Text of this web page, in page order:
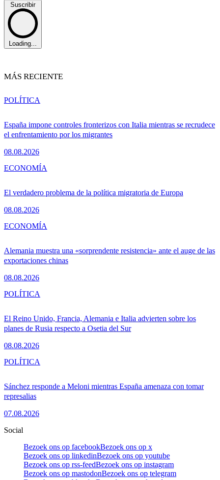
Suscribir
Loading...
MÁS RECIENTE
España impone controles fronterizos con Italia mientras se recrudece
el enfrentamiento por los migrantes
08.08.2026
POLÍTICA
El verdadero problema de la política migratoria de Europa
08.08.2026
ECONOMÍA
Alemania muestra una «sorprendente resistencia» ante el auge de las
exportaciones chinas
08.08.2026
ECONOMÍA
El Reino Unido, Francia, Alemania e Italia advierten sobre los
planes de Rusia respecto a Osetia del Sur
08.08.2026
POLÍTICA
Sánchez responde a Meloni mientras España amenaza con tomar
represalias
07.08.2026
POLÍTICA
Social
Bezoek ons op facebookBezoek ons op x
Bezoek ons op linkedinBezoek ons op youtube
Bezoek ons op rss-feedBezoek ons op instagram
Bezoek ons op mastodonBezoek ons op telegram